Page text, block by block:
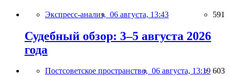
Экспресс-анализ, 06 августа, 13:43 591
Судебный обзор: 3–5 августа 2026
года
Постсоветское пространство, 06 августа, 13:19 603